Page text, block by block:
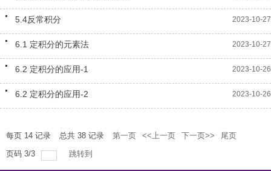
5.4反常积分 2023-10-27
6.1 定积分的元素法 2023-10-27
6.2 定积分的应用-1 2023-10-26
6.2 定积分的应用-2 2023-10-26
每页 14 记录 总共 38 记录 第一页 <<上一页 下一页>>
尾页
页码 3/3 跳转到